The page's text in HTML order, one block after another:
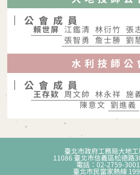
公會成員
江鑑清
水利技師公
公會成員
陳意文
臺北市政府工務局大地工
11086 臺北市信義區松德路
電話：02-2759-3001
臺北市民當家熱線